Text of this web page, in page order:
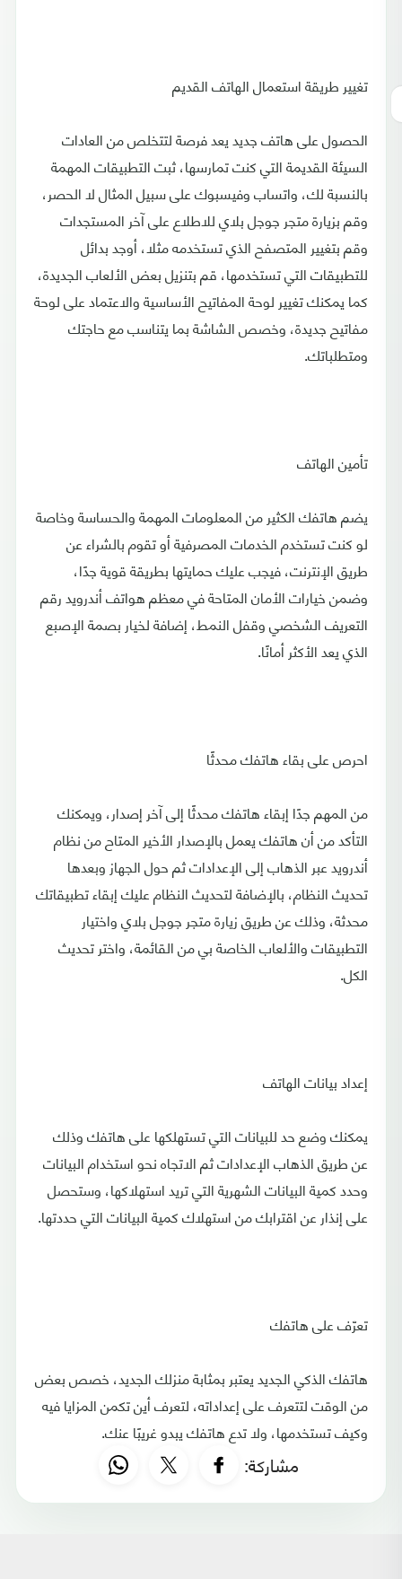
تغيير طريقة استعمال الهاتف القديم
الحصول على هاتف جديد يعد فرصة لتتخلص من العادات
السيئة القديمة التي كنت تمارسها، ثبت التطبيقات المهمة
بالنسبة لك، واتساب وفيسبوك على سبيل المثال لا الحصر،
وقم بزيارة متجر جوجل بلاي للاطلاع على آخر المستجدات
وقم بتغيير المتصفح الذي تستخدمه مثلا، أوجد بدائل
للتطبيقات التي تستخدمها، قم بتنزيل بعض الألعاب الجديدة،
كما يمكنك تغيير لوحة المفاتيح الأساسية والاعتماد على لوحة
مفاتيح جديدة، وخصص الشاشة بما يتناسب مع حاجتك
ومتطلباتك.
تأمين الهاتف
يضم هاتفك الكثير من المعلومات المهمة والحساسة وخاصة
لو كنت تستخدم الخدمات المصرفية أو تقوم بالشراء عن
طريق الإنترنت، فيجب عليك حمايتها بطريقة قوية جدًا،
وضمن خيارات الأمان المتاحة في معظم هواتف أندرويد رقم
التعريف الشخصي وقفل النمط، إضافة لخيار بصمة الإصبع
الذي يعد الأكثر أمانًا.
احرص على بقاء هاتفك محدثًا
من المهم جدًا إبقاء هاتفك محدثًا إلى آخر إصدار، ويمكنك
التأكد من أن هاتفك يعمل بالإصدار الأخير المتاح من نظام
أندرويد عبر الذهاب إلى الإعدادات ثم حول الجهاز وبعدها
تحديث النظام، بالإضافة لتحديث النظام عليك إبقاء تطبيقاتك
محدثة، وذلك عن طريق زيارة متجر جوجل بلاي واختيار
التطبيقات والألعاب الخاصة بي من القائمة، واختر تحديث
الكل.
إعداد بيانات الهاتف
يمكنك وضع حد للبيانات التي تستهلكها على هاتفك وذلك
عن طريق الذهاب الإعدادات ثم الاتجاه نحو استخدام البيانات
وحدد كمية البيانات الشهرية التي تريد استهلاكها، وستحصل
على إنذار عن اقترابك من استهلاك كمية البيانات التي حددتها.
تعرّف على هاتفك
هاتفك الذكي الجديد يعتبر بمثابة منزلك الجديد، خصص بعض
من الوقت لتتعرف على إعداداته، لتعرف أين تكمن المزايا فيه
وكيف تستخدمها، ولا تدع هاتفك يبدو غريبًا عنك.
مشاركة: